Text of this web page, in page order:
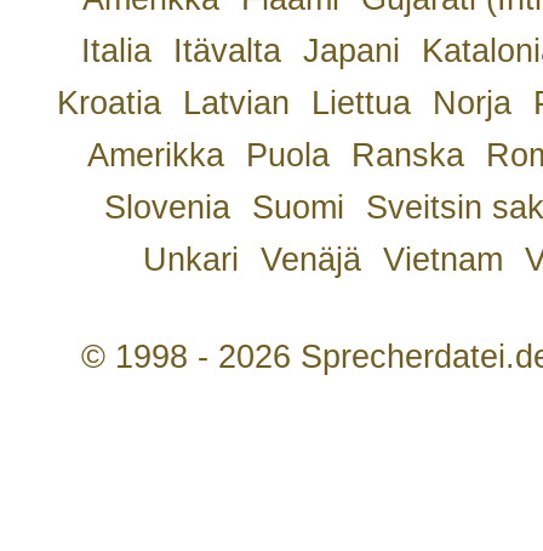
Italia
Itävalta Japani
Kroatia
Latvian Liettua Norja
Amerikka
Puola Ranska
Slovenia
Suomi
Sveitsin
Unkari
Venäjä Vietnam
© 1998 - 2026